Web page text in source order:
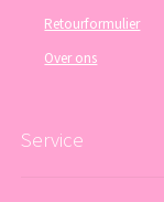
Retourformulier
Over ons
Service